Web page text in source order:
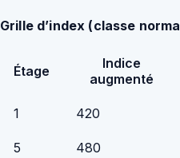
Grille d’index (classe
Étage
Indice
augmenté
1 420
5 480